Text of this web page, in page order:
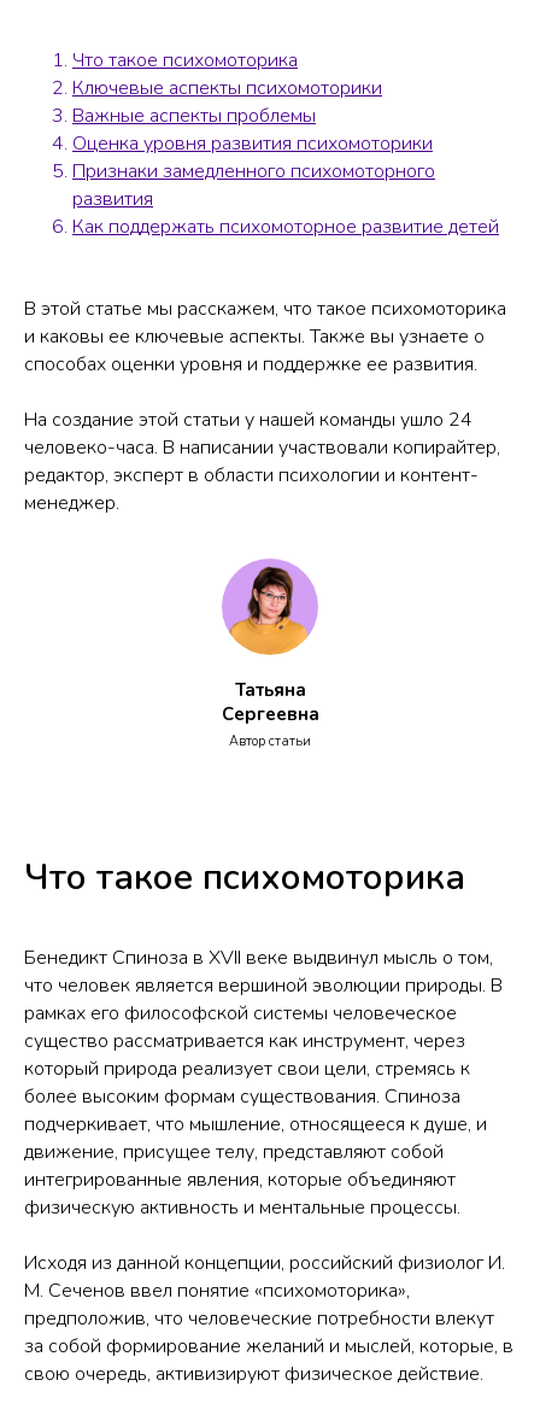
Что такое психомоторика
Ключевые аспекты психомоторики
Важные аспекты проблемы
Оценка уровня развития психомоторики
Признаки замедленного психомоторного
развития
Как поддержать психомоторное развитие детей
В этой статье мы расскажем, что такое психомоторика
и каковы ее ключевые аспекты. Также вы узнаете о
способах оценки уровня и поддержке ее развития.
На создание этой статьи у нашей команды ушло 24
человеко-часа. В написании участвовали копирайтер,
редактор, эксперт в области психологии и контент-
менеджер.
Татьяна
Сергеевна
Автор статьи
Что такое психомоторика
Бенедикт Спиноза в XVII веке выдвинул мысль о том,
что человек является вершиной эволюции природы. В
рамках его философской системы человеческое
существо рассматривается как инструмент, через
который природа реализует свои цели, стремясь к
более высоким формам существования. Спиноза
подчеркивает, что мышление, относящееся к душе, и
движение, присущее телу, представляют собой
интегрированные явления, которые объединяют
физическую активность и ментальные процессы.
Исходя из данной концепции, российский физиолог И.
М. Сеченов ввел понятие «психомоторика»,
предположив, что человеческие потребности влекут
за собой формирование желаний и мыслей, которые, в
свою очередь, активизируют физическое действие.